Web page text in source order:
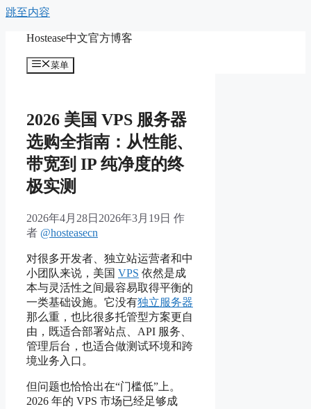
跳至内容
Hostease中文官方博客
菜单
2026 美国 VPS 服务器
选购全指南：从性能、
带宽到 IP 纯净度的终
极实测
2026年4月28日 2026年3月19日 作
者 @hosteasecn
对很多开发者、独立站运营者和中
小团队来说，美国 VPS 依然是成
本与灵活性之间最容易取得平衡的
一类基础设施。它没有独立服务器
那么重，也比很多托管型方案更自
由，既适合部署站点、API 服务、
管理后台，也适合做测试环境和跨
境业务入口。
但问题也恰恰出在“门槛低”上。
2026 年的 VPS 市场已经足够成